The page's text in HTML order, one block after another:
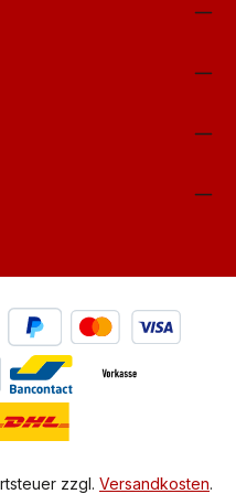
zzgl. Versandkosten.